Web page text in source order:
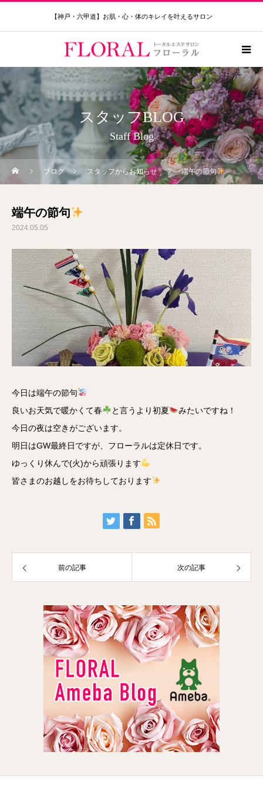
【神戸・六甲道】お肌・心・体のキレイを叶えるサロン
スタッフBLOG
Staff Blog
ブログ スタッフからお知らせ 端午の節句
端午の節句
2024.05.05
今日は端午の節句
良いお天気で暖かくて春
と言うより初夏
みたいですね！
今日の夜は空きがございます。
明日はGW最終日ですが、フローラルは定休日です。
ゆっくり休んで(火)から頑張ります
皆さまのお越しをお待ちしております
前の記事 次の記事